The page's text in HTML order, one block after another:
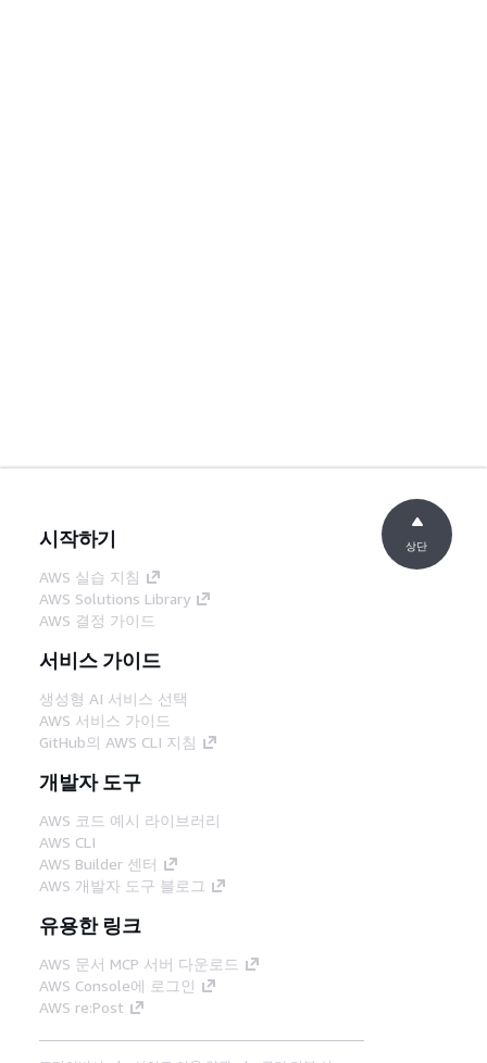
시작하기
AWS 실습 지침
AWS Solutions Library
AWS 결정 가이드
서비스 가이드
생성형 AI 서비스 선택
AWS 서비스 가이드
GitHub의 AWS CLI 지침
개발자 도구
AWS 코드 예시 라이브러리
AWS CLI
AWS Builder 센터
AWS 개발자 도구 블로그
유용한 링크
AWS 문서 MCP 서버 다운로드
AWS Console에 로그인
AWS re:Post
상단